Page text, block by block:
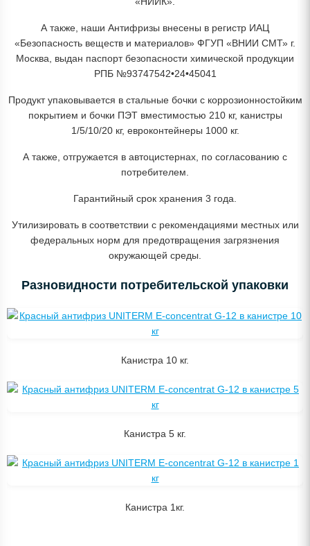
А также, наши Антифризы внесены в регистр ИАЦ
«Безопасность веществ и материалов» ФГУП «ВНИИ СМТ» г.
Москва, выдан паспорт безопасности химической продукции
РПБ №93747542•24•45041
Продукт упаковывается в стальные бочки с коррозионностойким
покрытием и бочки ПЭТ вместимостью 210 кг, канистры
1/5/10/20 кг, евроконтейнеры 1000 кг.
А также, отгружается в автоцистернах, по согласованию с
потребителем.
Гарантийный срок хранения 3 года.
Утилизировать в соответствии с рекомендациями местных или
федеральных норм для предотвращения загрязнения
окружающей среды.
Разновидности потребительской упаковки
Канистра 10 кг.
Канистра 5 кг.
Канистра 1кг.